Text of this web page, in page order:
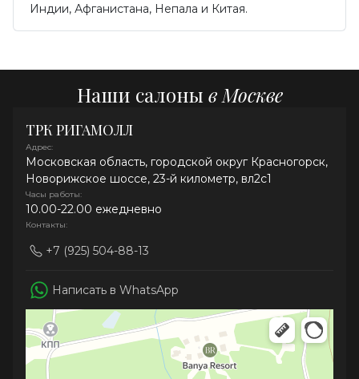
Индии, Афганистана, Непала и Китая.
Наши салоны в Москве
ТРК РИГАМОЛЛ
Адрес:
Московская область, городской округ Красногорск,
Новорижское шоссе, 23-й километр, вл2с1
Часы работы:
10.00-22.00 ежедневно
Контакты:
+7 (925) 504-88-13
Написать в WhatsApp